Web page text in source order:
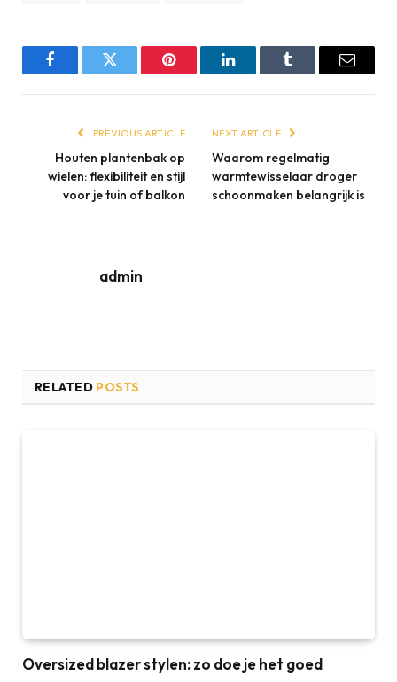
FacebookTwitter Pinterest LinkedInTumblr Email
PREVIOUS ARTICLE
Houten plantenbak op
wielen: flexibiliteit en stijl
voor je tuin of balkon
NEXT ARTICLE
Waarom regelmatig
warmtewisselaar droger
schoonmaken belangrijk is
admin
RELATED POSTS
Oversized blazer stylen: zo doe je het goed